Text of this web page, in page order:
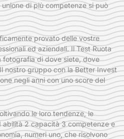
di più competenze si può
provato delle vostre
ed aziendali. Il Test Ruota
fotografia di dove siete, dove
nostro gruppo con la Better Invest
negli anni con uno score del
le loro tendenze, le
abilità 2 capacità 3 competenze e
numeri uno, che risolvono